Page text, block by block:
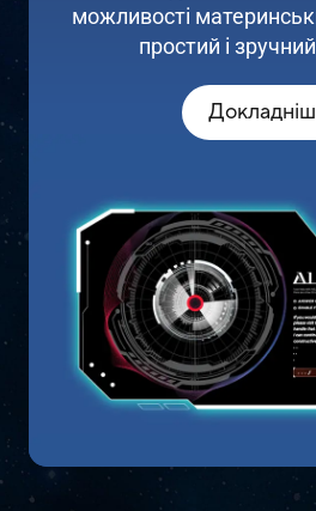
можливості
простий і